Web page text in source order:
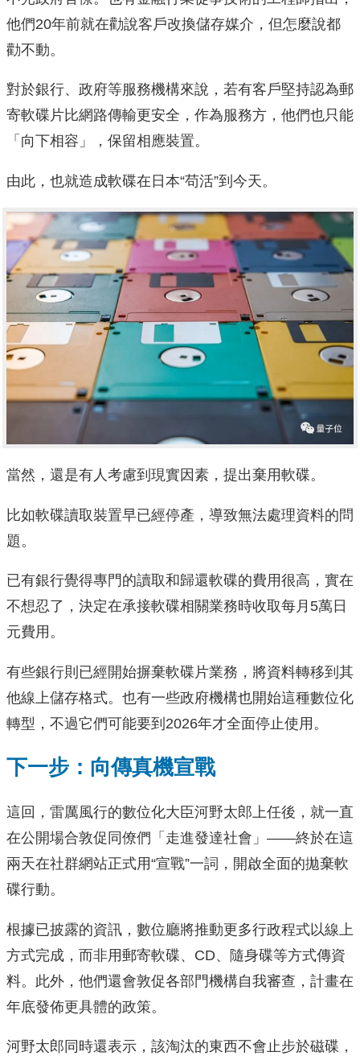
他們20年前就在勸說客戶改換儲存媒介，但怎麼說都
勸不動。
對於銀行、政府等服務機構來說，若有客戶堅持認為郵
寄軟碟片比網路傳輸更安全，作為服務方，他們也只能
「向下相容」，保留相應裝置。
由此，也就造成軟碟在日本“苟活”到今天。
當然，還是有人考慮到現實因素，提出棄用軟碟。
比如軟碟讀取裝置早已經停產，導致無法處理資料的問
題。
已有銀行覺得專門的讀取和歸還軟碟的費用很高，實在
不想忍了，決定在承接軟碟相關業務時收取每月5萬日
元費用。
有些銀行則已經開始摒棄軟碟片業務，將資料轉移到其
他線上儲存格式。也有一些政府機構也開始這種數位化
轉型，不過它們可能要到2026年才全面停止使用。
下一步：向傳真機宣戰
這回，雷厲風行的數位化大臣河野太郎上任後，就一直
在公開場合敦促同僚們「走進發達社會」——終於在這
兩天在社群網站正式用“宣戰”一詞，開啟全面的拋棄軟
碟行動。
根據已披露的資訊，數位廳將推動更多行政程式以線上
方式完成，而非用郵寄軟碟、CD、隨身碟等方式傳資
料。此外，他們還會敦促各部門機構自我審查，計畫在
年底發佈更具體的政策。
河野太郎同時還表示，該淘汰的東西不會止步於磁碟，